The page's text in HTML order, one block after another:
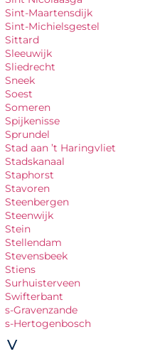
Sint-Maartensdijk
Sint-Michielsgestel
Sittard
Sleeuwijk
Sliedrecht
Sneek
Soest
Someren
Spijkenisse
Sprundel
Stad aan ’t Haringvliet
Stadskanaal
Staphorst
Stavoren
Steenbergen
Steenwijk
Stein
Stellendam
Stevensbeek
Stiens
Surhuisterveen
Swifterbant
s-Gravenzande
s-Hertogenbosch
V